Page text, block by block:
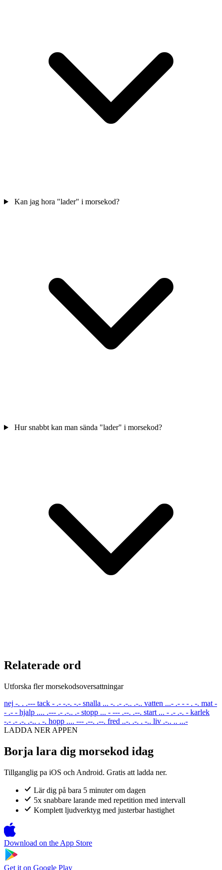
Kan jag hora "lader" i morsekod?
Hur snabbt kan man sända "lader" i morsekod?
Relaterade ord
Utforska fler morsekodsoversattningar
nej -. . .--- tack - .- -.-. -.- snalla ... -. .- .-.. .-.. vatten ...- .- - - . -. mat -
- .- - hjalp .... .--- .- .-.. .- stopp ... - --- .--. .--. start ... - .- .-. - karlek
-.- .- .-. .-.. . -. hopp .... --- .--. .--. fred ..-. .-. . -.. liv .-.. .. ...-
LADDA NER APPEN
Borja lara dig morsekod idag
Tillganglig pa iOS och Android. Gratis att ladda ner.
Lär dig på bara 5 minuter om dagen
5x snabbare larande med repetition med intervall
Komplett ljudverktyg med justerbar hastighet
Download on the App Store
Get it on Google Play